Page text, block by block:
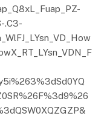
.C3-